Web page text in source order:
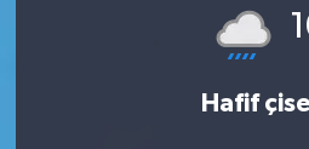
Hafif